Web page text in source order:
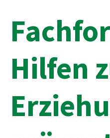
Hilfen